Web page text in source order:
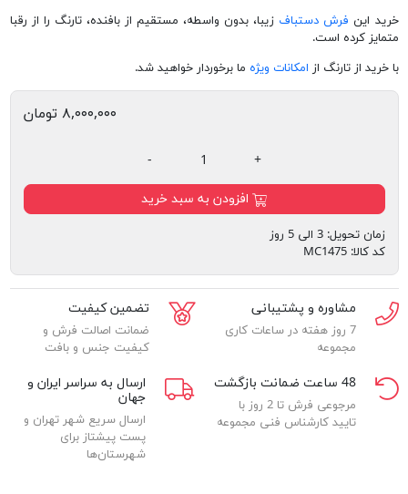
خرید این فرش دستباف زیبا، بدون واسطه، مستقیم از بافنده، تارنگ را از رقبا
متمایز کرده است.
با خرید از تارنگ از امکانات ویژه ما برخوردار خواهید شد.
۸,۰۰۰,۰۰۰ تومان
- +
افزودن به سبد خرید
زمان تحویل: 3 الی 5 روز
کد کالا: MC1475
مشاوره و پشتیبانی
7 روز هفته در ساعات کاری
مجموعه
تضمین کیفیت
ضمانت اصالت فرش و
کیفیت جنس و بافت
48 ساعت ضمانت بازگشت
مرجوعی فرش تا 2 روز با
تایید کارشناس فنی مجموعه
ارسال به سراسر ایران و
جهان
ارسال سریع شهر تهران و
پست پیشتاز برای
شهرستان‌ها